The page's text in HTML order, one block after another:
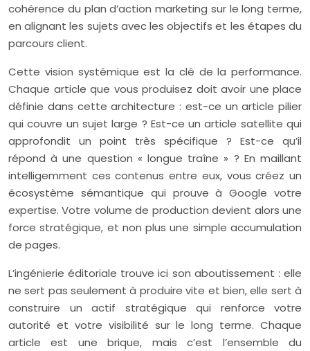
cohérence du plan d’action marketing sur le long terme,
en alignant les sujets avec les objectifs et les étapes du
parcours client.
Cette vision systémique est la clé de la performance.
Chaque article que vous produisez doit avoir une place
définie dans cette architecture : est-ce un article pilier
qui couvre un sujet large ? Est-ce un article satellite qui
approfondit un point très spécifique ? Est-ce qu’il
répond à une question « longue traîne » ? En maillant
intelligemment ces contenus entre eux, vous créez un
écosystème sémantique qui prouve à Google votre
expertise. Votre volume de production devient alors une
force stratégique, et non plus une simple accumulation
de pages.
L’ingénierie éditoriale trouve ici son aboutissement : elle
ne sert pas seulement à produire vite et bien, elle sert à
construire un actif stratégique qui renforce votre
autorité et votre visibilité sur le long terme. Chaque
article est une brique, mais c’est l’ensemble du